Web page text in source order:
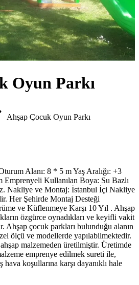
Oyun Parkı
Ahşap Çocuk Oyun Parkı
Alanı: 8 * 5 m Yaş Aralığı: +3
Emprenyeli Kullanılan Boya: Su Bazlı
Nakliye ve Montaj: İstanbul İçi Nakliye
Her Şehirde Montaj Desteği
ve Küflenmeye Karşı 10 Yıl . Ahşap
özgürce oynadıkları ve keyifli vakit
Ahşap çocuk parkları bulunduğu alanın
ölçü ve modellerde yapılabilmektedir.
malzemeden üretilmiştir. Üretimde
emprenye edilmek sureti ile,
koşullarına karşı dayanıklı hale